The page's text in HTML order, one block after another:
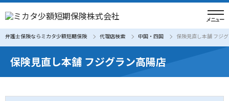
弁護士保険ならミカタ少額短期保険 代理店検索 中国・四国 保険見直し本舗 フジ
保険見直し本舗 フジグラン高陽店